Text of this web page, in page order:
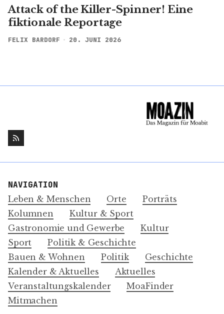
Attack of the Killer-Spinner! Eine
fiktionale Reportage
FELIX BARDORF 20. JUNI 2026
NAVIGATION
Leben & Menschen Orte
Porträts
Kolumnen
Kultur & Sport
Gastronomie und Gewerbe
Kultur
Sport
Politik & Geschichte
Bauen & Wohnen
Politik
Geschichte
Kalender & Aktuelles
Aktuelles
Veranstaltungskalender
MoaFinder
Mitmachen